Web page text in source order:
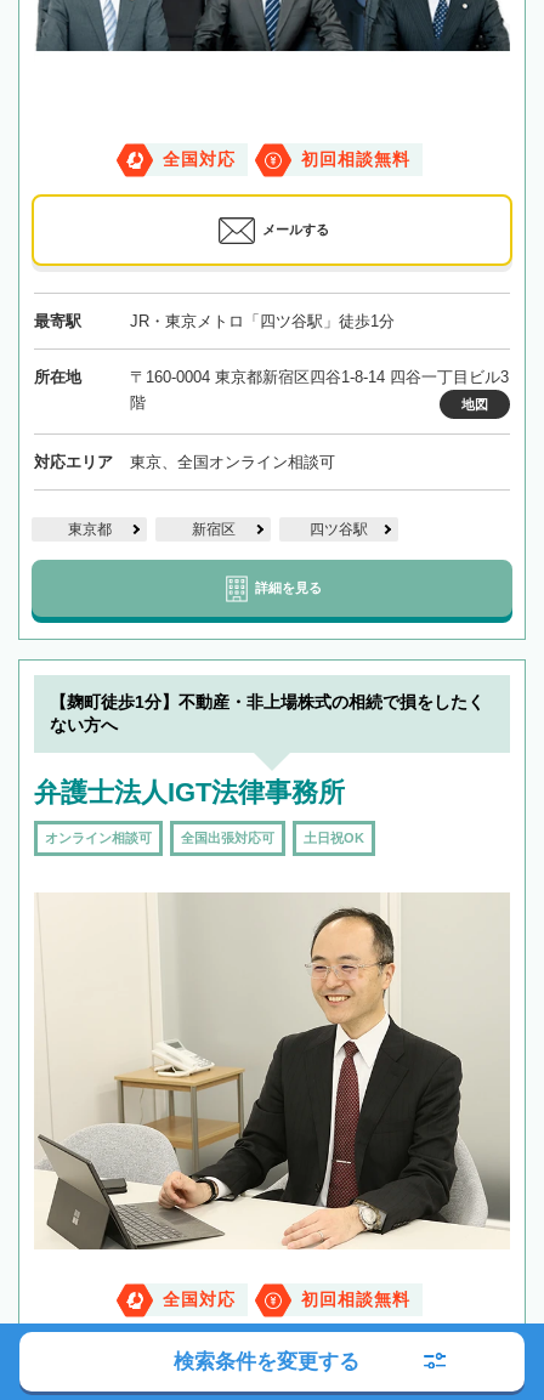
全国対応 初回相談無料
メールする
最寄駅 JR・東京メトロ「四ツ谷駅」徒歩1分
所在地
〒160-0004 東京都新宿区四谷1-8-14 四谷一丁目ビル3
階
地図
対応エリア 東京、全国オンライン相談可
東京都 新宿区 四ツ谷駅
詳細を見る
【麹町徒歩1分】不動産・非上場株式の相続で損をしたく
ない方へ
弁護士法人IGT法律事務所
オンライン相談可 全国出張対応可 土日祝OK
全国対応 初回相談無料
メールする
検索条件を変更する